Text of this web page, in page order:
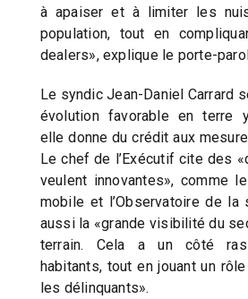
à apaiser et à limiter les
population, tout en
dealers», explique le porte-
Le syndic Jean-Daniel Carrard
évolution favorable en terre
elle donne du crédit aux
Le chef de l’Exécutif cite des
veulent innovantes», comme
mobile et l’Observatoire de la
aussi la «grande visibilité du
terrain. Cela a un côté
habitants, tout en jouant un
les délinquants».